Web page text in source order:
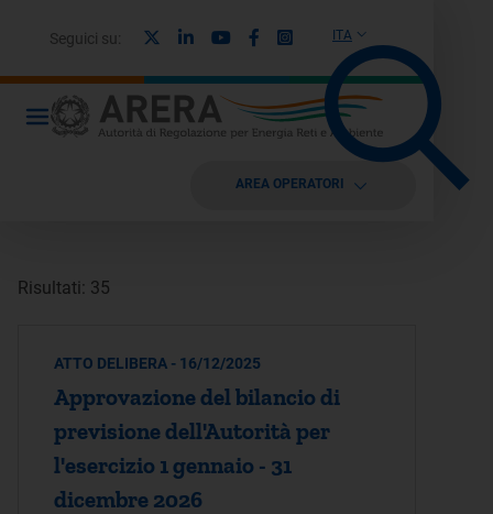
ITA
Seguici su: LinkedinYoutubeFacebook
Instagram
AREA OPERATORI
Risultati: 35
ATTO DELIBERA - 16/12/2025
Approvazione del bilancio di
previsione dell'Autorità per
l'esercizio 1 gennaio - 31
dicembre 2026